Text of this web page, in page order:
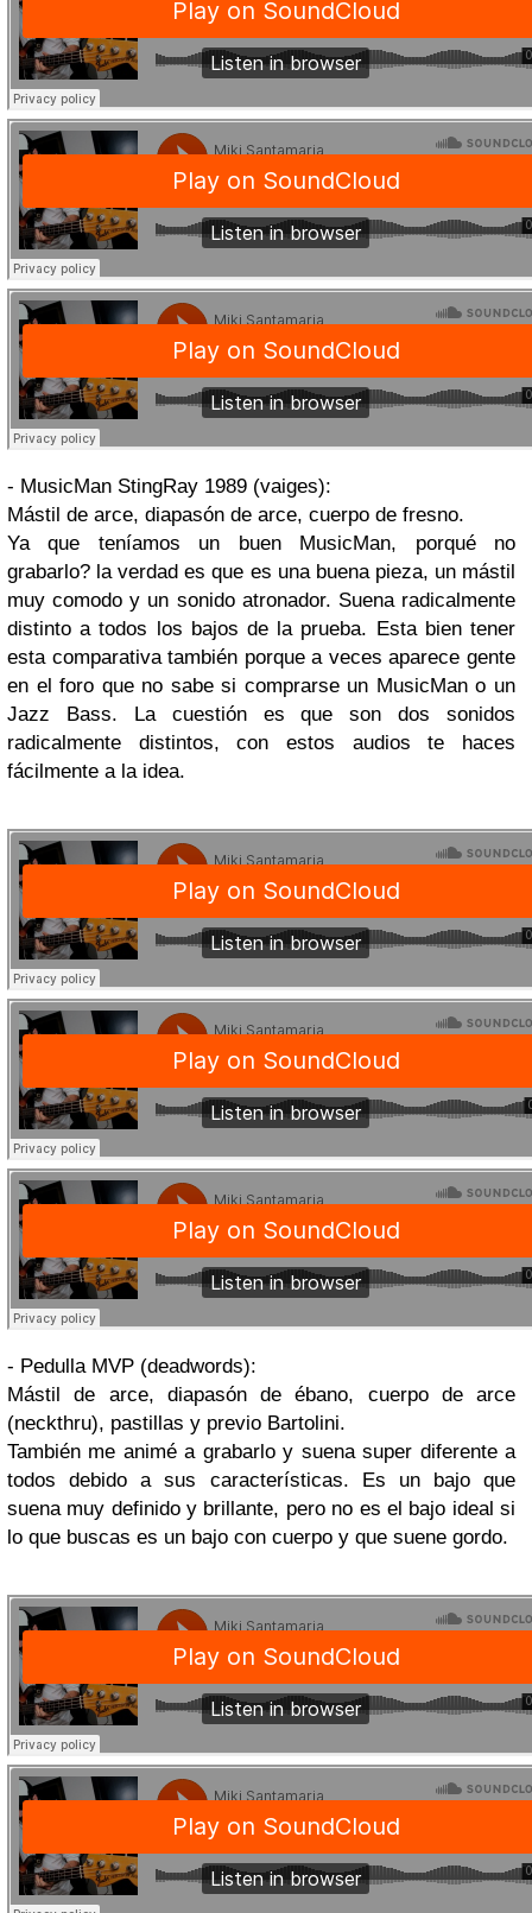
- MusicMan StingRay 1989 (vaiges):
Mástil de arce, diapasón de arce, cuerpo de fresno.
Ya que teníamos un buen MusicMan, porqué no
grabarlo? la verdad es que es una buena pieza, un mástil
muy comodo y un sonido atronador. Suena radicalmente
distinto a todos los bajos de la prueba. Esta bien tener
esta comparativa también porque a veces aparece gente
en el foro que no sabe si comprarse un MusicMan o un
Jazz Bass. La cuestión es que son dos sonidos
radicalmente distintos, con estos audios te haces
fácilmente a la idea.
- Pedulla MVP (deadwords):
Mástil de arce, diapasón de ébano, cuerpo de arce
(neckthru), pastillas y previo Bartolini.
También me animé a grabarlo y suena super diferente a
todos debido a sus características. Es un bajo que
suena muy definido y brillante, pero no es el bajo ideal si
lo que buscas es un bajo con cuerpo y que suene gordo.